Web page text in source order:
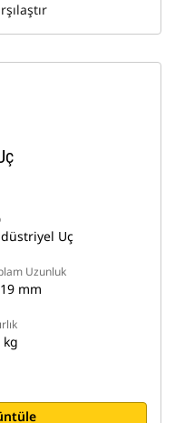
Uç
Uzunluk
mm
kg